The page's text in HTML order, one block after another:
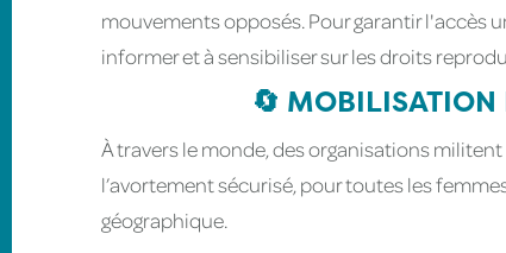
mouvements opposés. Pour garantir l'accès
informer et à sensibiliser sur les droits
🔄 MOBILISATION
À travers le monde, des organisations
l’avortement sécurisé, pour toutes les
géographique.